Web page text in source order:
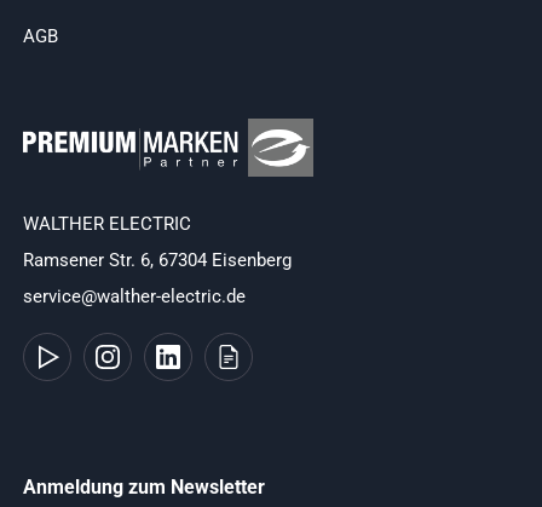
AGB
WALTHER ELECTRIC
Ramsener Str. 6, 67304 Eisenberg
service@walther-electric.de
Anmeldung zum Newsletter